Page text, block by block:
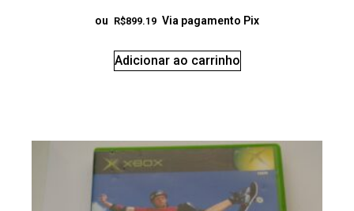
ou R$899.19 Via pagamento Pix
Adicionar ao carrinho